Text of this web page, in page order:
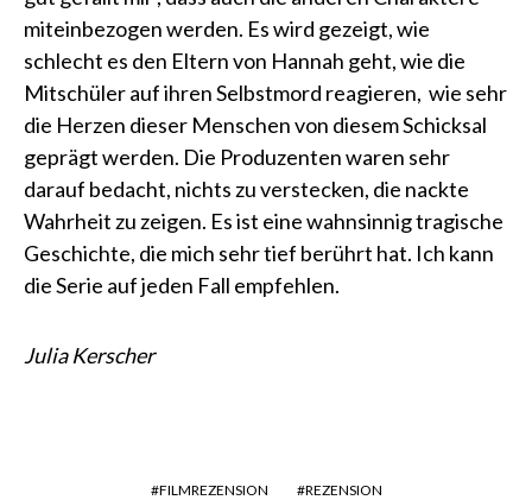
miteinbezogen werden. Es wird gezeigt, wie
schlecht es den Eltern von Hannah geht, wie die
Mitschüler auf ihren Selbstmord reagieren, wie sehr
die Herzen dieser Menschen von diesem Schicksal
geprägt werden. Die Produzenten waren sehr
darauf bedacht, nichts zu verstecken, die nackte
Wahrheit zu zeigen. Es ist eine wahnsinnig tragische
Geschichte, die mich sehr tief berührt hat. Ich kann
die Serie auf jeden Fall empfehlen.
Julia Kerscher
FILMREZENSION REZENSION